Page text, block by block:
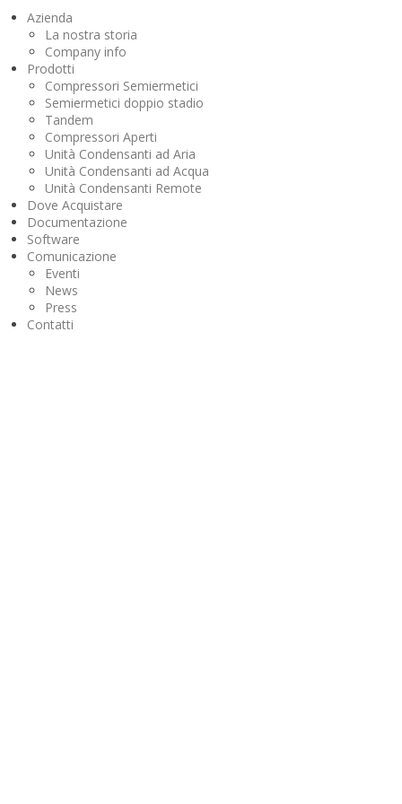
Azienda
La nostra storia
Company info
Prodotti
Compressori Semiermetici
Semiermetici doppio stadio
Tandem
Compressori Aperti
Unità Condensanti ad Aria
Unità Condensanti ad Acqua
Unità Condensanti Remote
Dove Acquistare
Documentazione
Software
Comunicazione
Eventi
News
Press
Contatti